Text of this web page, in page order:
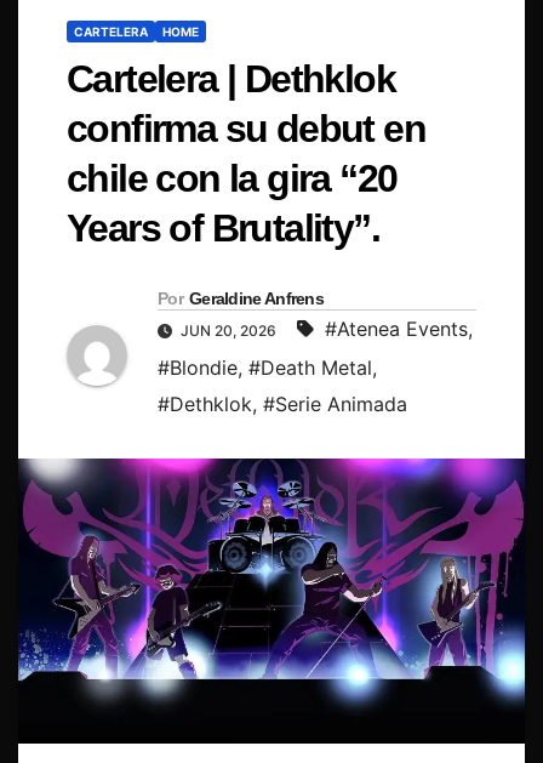
CARTELERA HOME
Cartelera | Dethklok
confirma su debut en
chile con la gira “20
Years of Brutality”.
Por Geraldine Anfrens
JUN 20, 2026 #Atenea Events,
#Blondie, #Death Metal,
#Dethklok, #Serie Animada